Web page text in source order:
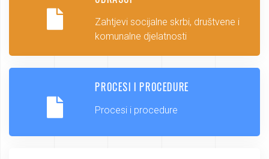
Zahtjevi socijalne skrbi, društvene i
komunalne djelatnosti
PROCESI I PROCEDURE
Procesi i procedure